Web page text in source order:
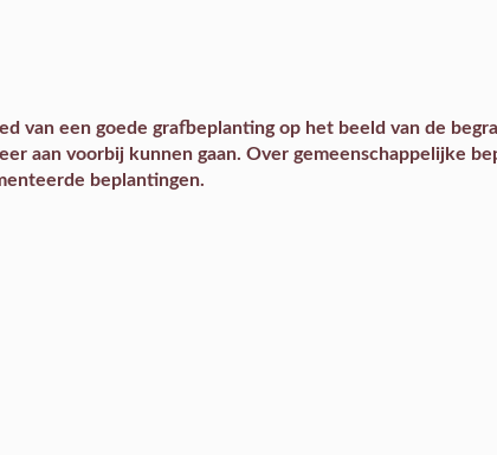
van een goede grafbeplanting op het beeld van de
aan voorbij kunnen gaan. Over gemeenschappelijke
beplantingen.